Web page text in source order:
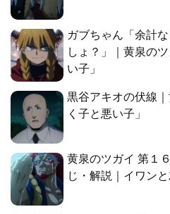
ガブちゃん「余計
しょ？」｜黄泉の
い子」
黒谷アキオの伏線
く子と悪い子」
黄泉のツガイ 第１
じ・解説｜イワン